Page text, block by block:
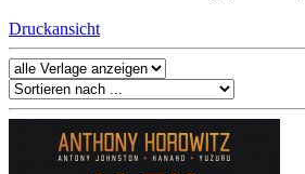
Druckansicht